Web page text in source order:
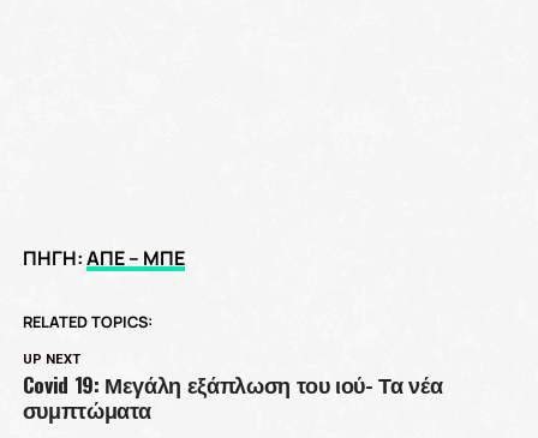
ΠΗΓΗ:ΑΠΕ – ΜΠΕ
RELATED TOPICS:
UP NEXT
Covid 19: Μεγάλη εξάπλωση του ιού- Τα νέα
συμπτώματα